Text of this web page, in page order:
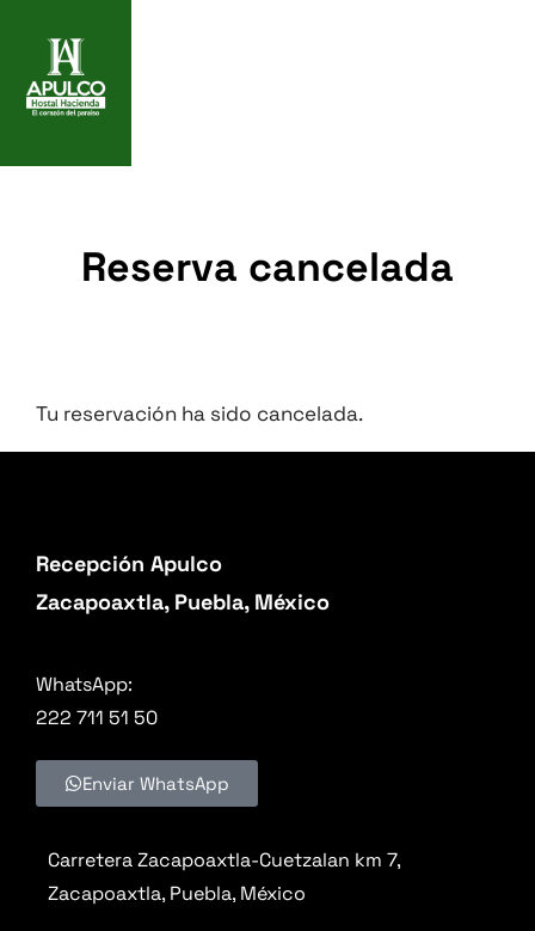
Reserva cancelada
Tu reservación ha sido cancelada.
Recepción Apulco
Zacapoaxtla, Puebla, México
WhatsApp:
222 711 51 50
Enviar WhatsApp
Carretera Zacapoaxtla-Cuetzalan km 7,
Zacapoaxtla, Puebla, México